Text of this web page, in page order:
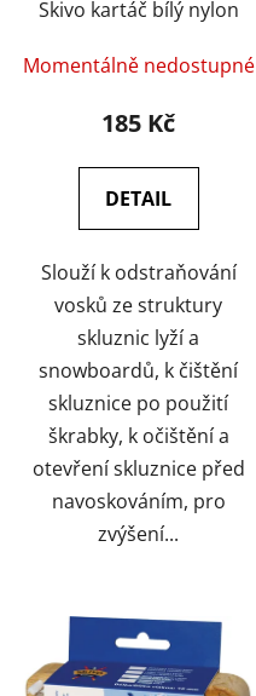
k
u
Skivo kartáč bílý nylon
Momentálně nedostupné
185 Kč
DETAIL
Slouží k odstraňování
vosků ze struktury
skluznic lyží a
snowboardů, k čištění
skluznice po použití
škrabky, k očištění a
otevření skluznice před
navoskováním, pro
zvýšení...